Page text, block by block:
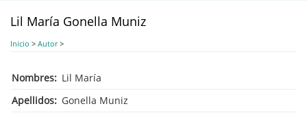
Lil María Gonella Muniz
Inicio > Autor>
Nombres
Lil María
Apellidos
Gonella Muniz